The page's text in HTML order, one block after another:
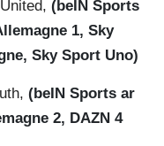
(beIN Sports
1, Sky
Sky Sport Uno)
(beIN Sports ar
2, DAZN 4